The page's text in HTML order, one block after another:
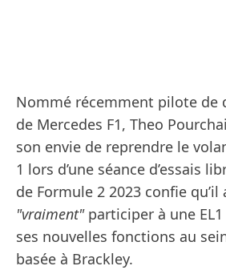
Nommé récemment pilote de
de Mercedes F1, Theo
son envie de reprendre le
1 lors d’une séance d’essais
de Formule 2 2023 confie
"vraiment"participer à une
ses nouvelles fonctions au
basée à Brackley.